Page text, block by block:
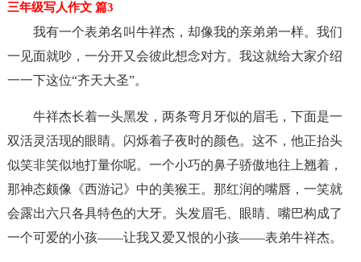
三年级写人作文 篇3
我有一个表弟名叫牛祥杰，却像我的亲弟弟一样。我们
一见面就吵，一分开又会彼此想念对方。我这就给大家介绍
一一下这位“齐天大圣”。
牛祥杰长着一头黑发，两条弯月牙似的眉毛，下面是一
双活灵活现的眼睛。闪烁着子夜时的颜色。这不，他正抬头
似笑非笑似地打量你呢。一个小巧的鼻子骄傲地往上翘着，
那神态颇像《西游记》中的美猴王。那红润的嘴唇，一笑就
会露出六只各具特色的大牙。头发眉毛、眼睛、嘴巴构成了
一个可爱的小孩——让我又爱又恨的小孩——表弟牛祥杰。